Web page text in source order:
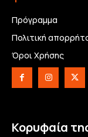
Πρόγραμμα
Πολιτική
Όροι Χρήσης
Κορυφαία